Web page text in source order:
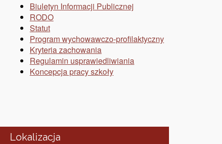
Biuletyn Informacji Publicznej
RODO
Statut
Program wychowawczo-profilaktyczny
Kryteria zachowania
Regulamin usprawiedliwiania
Koncepcja pracy szkoły
Lokalizacja